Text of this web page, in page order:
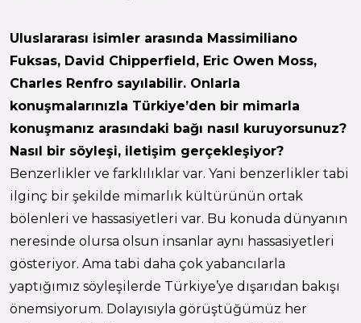
Uluslararası isimler arasında Massimiliano
Fuksas, David Chipperfield, Eric Owen Moss,
Charles Renfro sayılabilir. Onlarla
konuşmalarınızla Türkiye’den bir mimarla
konuşmanız arasındaki bağı nasıl kuruyorsunuz?
Nasıl bir söyleşi, iletişim gerçekleşiyor?
Benzerlikler ve farklılıklar var. Yani benzerlikler tabi
ilginç bir şekilde mimarlık kültürünün ortak
bölenleri ve hassasiyetleri var. Bu konuda dünyanın
neresinde olursa olsun insanlar aynı hassasiyetleri
gösteriyor. Ama tabi daha çok yabancılarla
yaptığımız söyleşilerde Türkiye’ye dışarıdan bakışı
önemsiyorum. Dolayısıyla görüştüğümüz her